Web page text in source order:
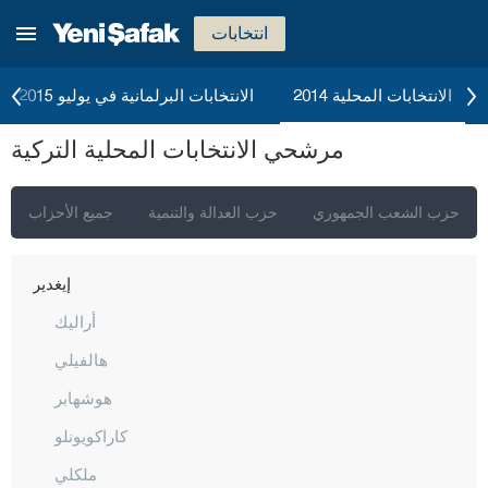
انتخابات
الانتخابات البرلمانية في يوليو 2015 الانتخابات المحلية 2014
مرشحي الانتخابات المحلية التركية
جميع الأحزاب حزب العدالة والتنمية حزب الشعب الجمهوري
إيسكي شهير
غازي عنتاب
غيراسون
كوموش خانة
هطاي
إيغدير
أراليك
هالفيلي
هوشهابر
كاراكويونلو
ملكلي